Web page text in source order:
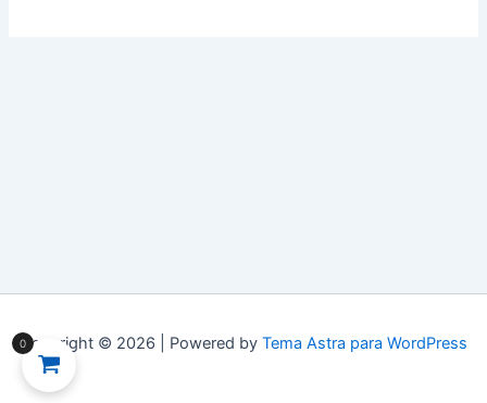
Copyright © 2026 | Powered by Tema Astra para WordPress
0